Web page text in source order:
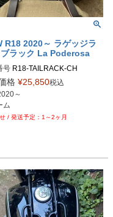
R18 2020～ ラゲッジラ
ブラック La Poderosa
号 R18-TAILRACK-CH
格 ¥25,850税込
～
ム
1～2ヶ月